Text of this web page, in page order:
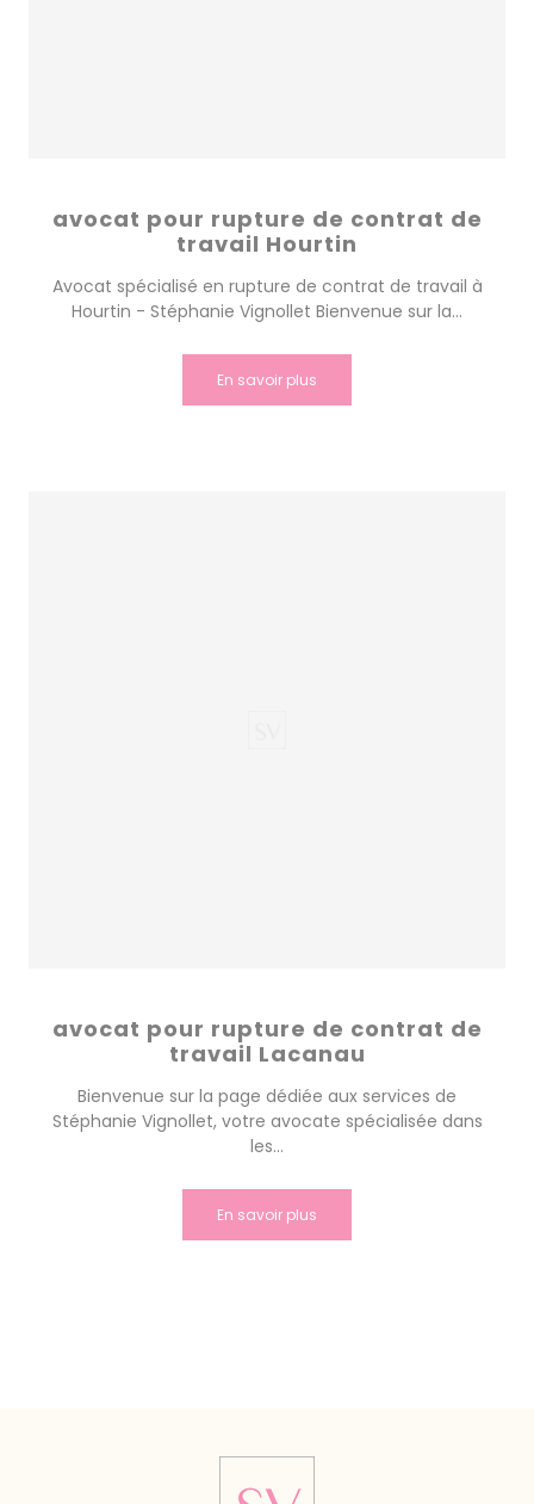
avocat pour rupture de contrat de
travail Hourtin
Avocat spécialisé en rupture de contrat de travail à
Hourtin - Stéphanie Vignollet Bienvenue sur la...
En savoir plus
avocat pour rupture de contrat de
travail Lacanau
Bienvenue sur la page dédiée aux services de
Stéphanie Vignollet, votre avocate spécialisée dans
les...
En savoir plus